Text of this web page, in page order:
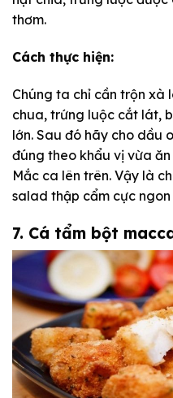
thơm.
Cách thực hiện:
Chúng ta chỉ cần trộn xà
chua, trứng luộc cắt lát,
lớn. Sau đó hãy cho dầu
đúng theo khẩu vị vừa
Mắc ca lên trên. Vậy là
salad thập cẩm cực
7. Cá tẩm bột